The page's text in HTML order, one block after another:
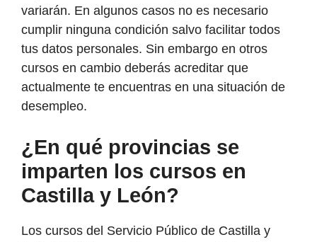
variarán. En algunos casos no es necesario
cumplir ninguna condición salvo facilitar todos
tus datos personales. Sin embargo en otros
cursos en cambio deberás acreditar que
actualmente te encuentras en una situación de
desempleo.
¿En qué provincias se
imparten los cursos en
Castilla y León?
Los cursos del Servicio Público de Castilla y